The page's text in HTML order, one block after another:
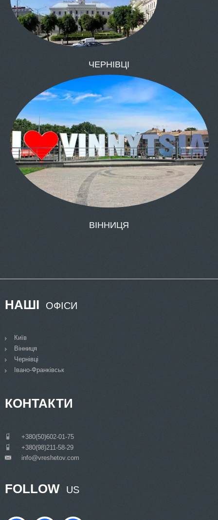
НАШІ ОФІСИ
Київ
Вінниця
Чернівці
Івано-Франківськ
КОНТАКТИ
+380(50)602-01-75
+380(98)211-58-29
info@vreshetov.com
FOLLOW US